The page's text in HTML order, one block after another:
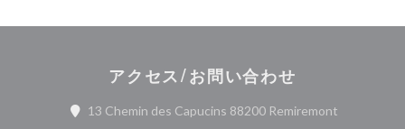
アクセス/お問い合わせ
13 Chemin des Capucins 88200 Remiremont